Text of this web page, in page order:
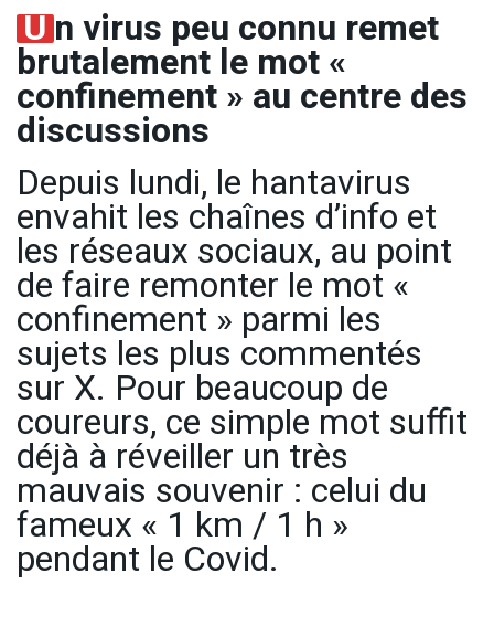
Un virus peu connu remet
brutalement le mot «
confinement » au centre des
discussions
Depuis lundi, le hantavirus
envahit les chaînes d’info et
les réseaux sociaux, au point
de faire remonter le mot «
confinement » parmi les
sujets les plus commentés
sur X. Pour beaucoup de
coureurs, ce simple mot suffit
déjà à réveiller un très
mauvais souvenir : celui du
fameux « 1 km / 1 h »
pendant le Covid.